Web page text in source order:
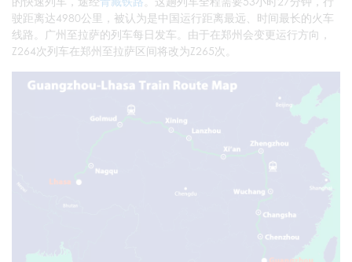
驶距离达4980公里，被认为是中国运行距离最远、时间最长的火车
线路。广州至拉萨的列车每日发车。由于在郑州会变更运行方向，
Z264次列车在郑州至拉萨区间将改为Z265次。